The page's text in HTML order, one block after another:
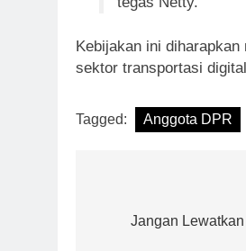
Kebijakan ini
sektor transportasi
Tagged: Anggota DPR
posJangan